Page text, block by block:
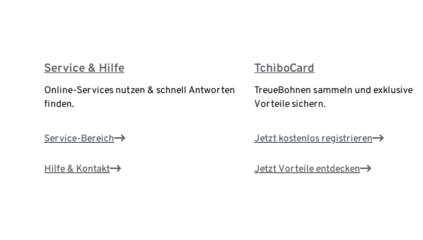
Service & Hilfe
Online-Services nutzen & schnell Antworten
finden.
Service-Bereich
Hilfe & Kontakt
TchiboCard
TreueBohnen sammeln und exklusive
Vorteile sichern.
Jetzt kostenlos registrieren
Jetzt Vorteile entdecken